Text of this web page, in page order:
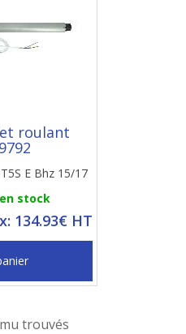
roulant
E Bhz 15/17
stock
134.93€ HT
trouvés